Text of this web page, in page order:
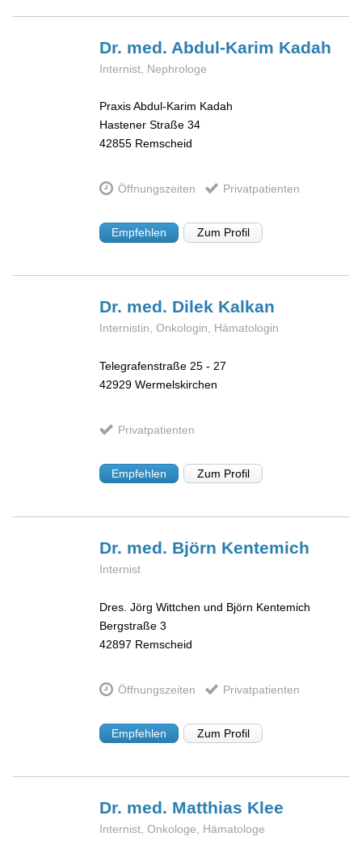
Dr. med. Abdul-Karim Kadah
Internist, Nephrologe
Praxis Abdul-Karim Kadah
Hastener Straße 34
42855 Remscheid
Öffnungszeiten Privatpatienten
Empfehlen Zum Profil
Dr. med. Dilek Kalkan
Internistin, Onkologin, Hämatologin
Telegrafenstraße 25 - 27
42929 Wermelskirchen
Privatpatienten
Empfehlen Zum Profil
Dr. med. Björn Kentemich
Internist
Dres. Jörg Wittchen und Björn Kentemich
Bergstraße 3
42897 Remscheid
Öffnungszeiten Privatpatienten
Empfehlen Zum Profil
Dr. med. Matthias Klee
Internist, Onkologe, Hämatologe